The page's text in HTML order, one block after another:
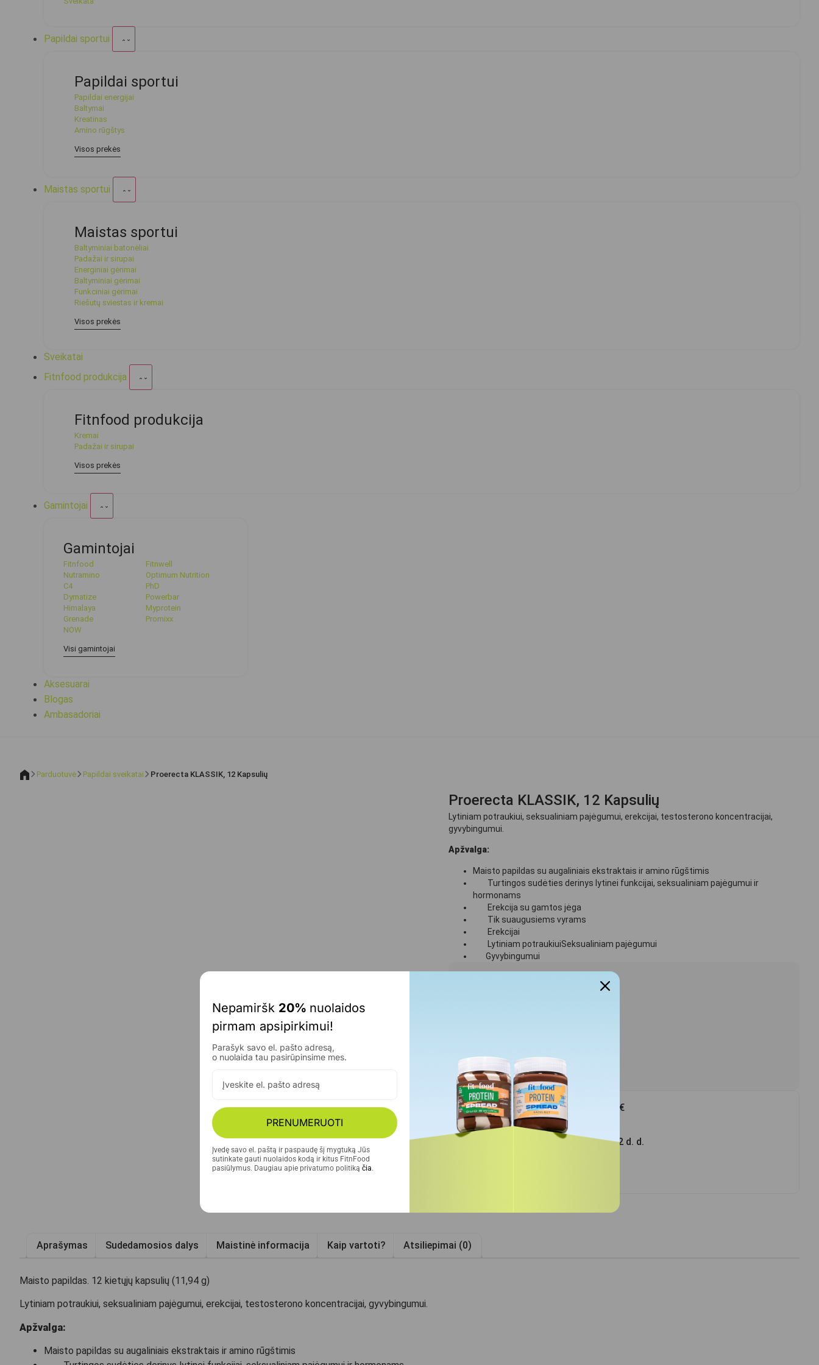
Papildai sportui
Papildai sportui
Papildai energijai
Baltymai
Kreatinas
Amino rūgštys
Visos prekės
Maistas sportui
Maistas sportui
Baltyminiai batonėliai
Padažai ir sirupai
Energiniai gėrimai
Baltyminiai gėrimai
Funkciniai gėrimai
Riešutų sviestas ir kremai
Visos prekės
Sveikatai
Fitnfood produkcija
Fitnfood produkcija
Kremai
Padažai ir sirupai
Visos prekės
Gamintojai
Gamintojai
Fitnfood
Nutramino
C4
Dymatize
Himalaya
Grenade
NOW
Fitnwell
Optimum Nutrition
PhD
Powerbar
Myprotein
Promixx
Visi gamintojai
Aksesuarai
Blogas
Ambasadoriai
Parduotuvė Papildai sveikatai Proerecta KLASSIK, 12 Kapsulių
Proerecta KLASSIK, 12 Kapsulių
Lytiniam potraukiui, seksualiniam pajėgumui, erekcijai, testosterono koncentracijai,
gyvybingumui.
Apžvalga:
Maisto papildas su augaliniais ekstraktais ir amino rūgštimis
Turtingos sudėties derinys lytinei funkcijai, seksualiniam pajėgumui ir
hormonams
Erekcija su gamtos jėga
Tik suaugusiems vyrams
Erekcijai
Lytiniam potraukiuiSeksualiniam pajėgumui
Gyvybingumui
Nemokamas pristatymas nuo 39.00 €
Užsisakykite dabar ir gaukite per 1 - 2 d. d.
Aprašymas Sudedamosios dalys Maistinė informacija Kaip vartoti? Atsiliepimai (0)
Maisto papildas. 12 kietųjų kapsulių (11,94 g)
Lytiniam potraukiui, seksualiniam pajėgumui, erekcijai, testosterono koncentracijai, gyvybingumui.
Apžvalga:
Maisto papildas su augaliniais ekstraktais ir amino rūgštimis
Nepamiršk 20% nuolaidos
pirmam apsipirkimui!
Parašyk savo el. pašto adresą,
o nuolaida tau pasirūpinsime mes.
PRENUMERUOTI
Įvedę savo el. paštą ir paspaudę šį mygtuką Jūs
sutinkate gauti nuolaidos kodą ir kitus FitnFood
pasiūlymus. Daugiau apie privatumo politiką čia.